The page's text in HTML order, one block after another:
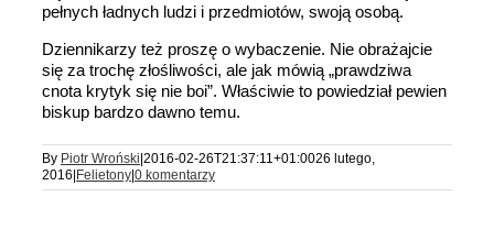
pełnych ładnych ludzi i przedmiotów, swoją osobą.
Dziennikarzy też proszę o wybaczenie. Nie obrażajcie
się za trochę złośliwości, ale jak mówią „prawdziwa
cnota krytyk się nie boi”. Właściwie to powiedział pewien
biskup bardzo dawno temu.
By Piotr Wroński|2016-02-26T21:37:11+01:0026 lutego,
2016|Felietony|0 komentarzy